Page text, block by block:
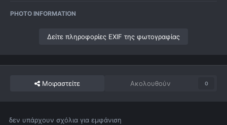
PHOTO INFORMATION
Δείτε πληροφορίες EXIF της φωτογραφίας
Μοιραστείτε Ακολουθούν 0
δεν υπάρχουν σχόλια για εμφάνιση